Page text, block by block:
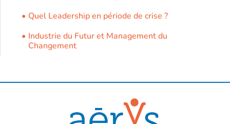
Quel Leadership en période de crise ?
Industrie du Futur et Management du
Changement